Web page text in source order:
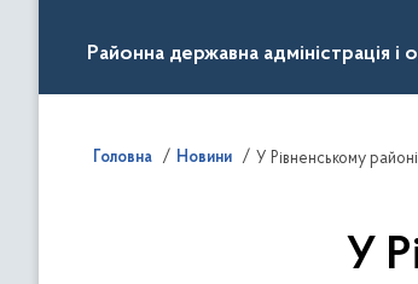
Районна державна адміністрація і
Головна Новини У Рівненському
У